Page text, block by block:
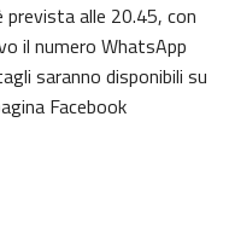
alle 20.45, con
il numero WhatsApp
saranno disponibili su
Facebook